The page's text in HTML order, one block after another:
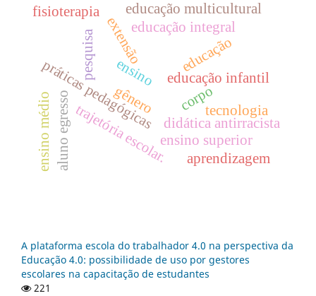
educação
corpo
ensino
pesquisa extensão
práticas pedagógicas didática antirracista
educação infantil
educação integral
trajetória escolar.ensino superior
aluno egresso
fisioterapia
gênero tecnologia
aprendizagem
ensino médio
educação multicultural
A plataforma escola do trabalhador 4.0 na perspectiva da
Educação 4.0: possibilidade de uso por gestores
escolares na capacitação de estudantes
221